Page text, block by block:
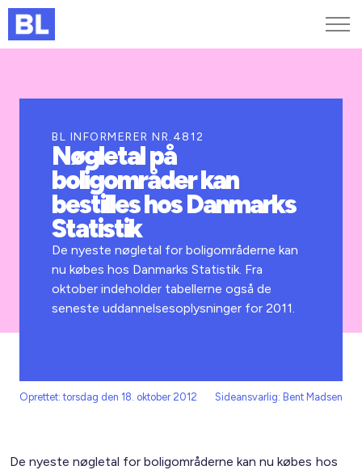
Kurser og arrangementer
Jobportalen
BL INFORMERER NR.4812
Nøgletal på
boligområder kan
bestilles hos Danmarks
Statistik
De nyeste nøgletal for boligområderne kan
nu købes hos Danmarks Statistik. Fra
oktober indeholder tabellerne også de
seneste uddannelsesoplysninger for 2011.
Oprettet: torsdag den 18. oktober 2012 Sideansvarlig: Bent Madsen
De nyeste nøgletal for boligområderne kan nu købes hos